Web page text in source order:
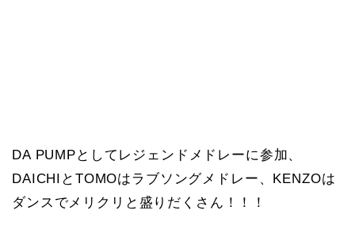
DA PUMPとしてレジェンドメドレーに参加、
DAICHIとTOMOはラブソングメドレー、KENZOは
ダンスでメリクリと盛りだくさん！！！